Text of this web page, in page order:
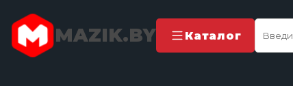
MAZIK.BY Каталог